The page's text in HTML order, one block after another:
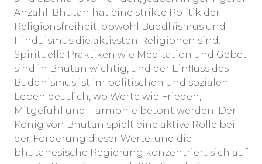
Anzahl. Bhutan hat eine strikte Politik der
Religionsfreiheit, obwohl Buddhismus und
Hinduismus die aktivsten Religionen sind.
Spirituelle Praktiken wie Meditation und Gebet
sind in Bhutan wichtig, und der Einfluss des
Buddhismus ist im politischen und sozialen
Leben deutlich, wo Werte wie Frieden,
Mitgefühl und Harmonie betont werden. Der
König von Bhutan spielt eine aktive Rolle bei
der Förderung dieser Werte, und die
bhutanesische Regierung konzentriert sich auf